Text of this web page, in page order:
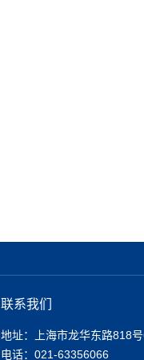
联系我们
地址：上海市龙华东路818
电话：021-63356066